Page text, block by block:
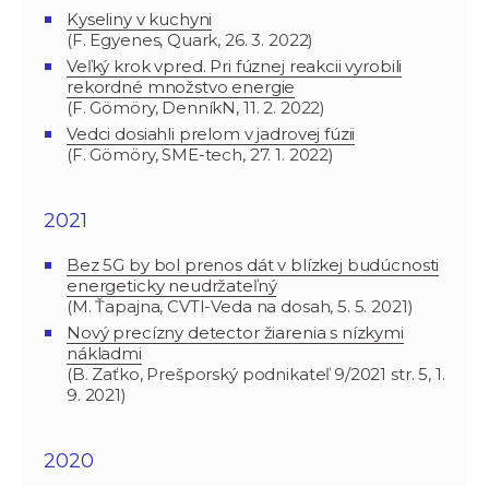
Kyseliny v kuchyni
(F. Egyenes, Quark, 26. 3. 2022)
Veľký krok vpred. Pri fúznej reakcii vyrobili
rekordné množstvo energie
(F. Gömöry, DenníkN, 11. 2. 2022)
Vedci dosiahli prelom v jadrovej fúzii
(F. Gömöry, SME-tech, 27. 1. 2022)
2021
Bez 5G by bol prenos dát v blízkej budúcnosti
energeticky neudržateľný
(M. Ťapajna, CVTI-Veda na dosah, 5. 5. 2021)
Nový precízny detector žiarenia s nízkymi
nákladmi
(B. Zaťko, Prešporský podnikateľ 9/2021 str. 5, 1.
9. 2021)
2020